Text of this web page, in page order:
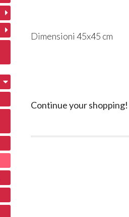
Dimensioni 45x45 cm
Continue your shopping!